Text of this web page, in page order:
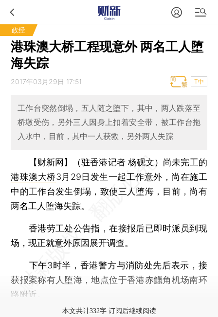
政经
港珠澳大桥工程现意外 两名工人堕
海失踪
2017年03月29日 17:51 T中
工作台突然倒塌，五人随之堕下，其中，两人跌落至
桥墩受伤，另外三人因身上扣着安全带，被工作台拖
入水中，目前，其中一人获救，另外两人失踪
【财新网】（驻香港记者 杨砚文） 尚未完工的
港珠澳大桥3月29日发生一起工作意外，尚在施工
中的工作台发生倒塌，致使三人堕海，目前，尚有
两名工人堕海失踪。
香港劳工处公告指，在接报后已即时派员到现
场，现正就意外原因展开调查。
下午3时半，香港警方与消防处先后表示，接
获报案称有人堕海，地点位于香港赤鱲角机场南环
路附近。
本文共计332字 订阅后继续阅读